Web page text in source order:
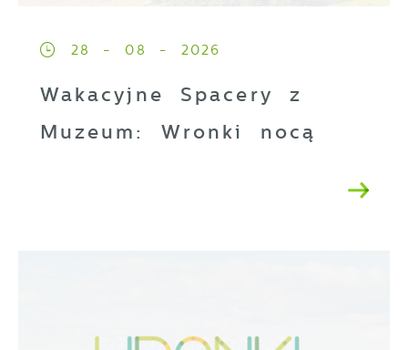
28 - 08 - 2026
Wakacyjne Spacery z
Muzeum: Wronki nocą